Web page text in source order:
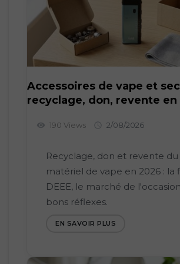
Accessoires de vape et
recyclage, don, revente en
visibility 190 Views  2/08/2026
Recyclage, don et revente du
matériel de vape en 2026 : la
DEEE, le marché de
bons réflexes.
EN SAVOIR PLUS